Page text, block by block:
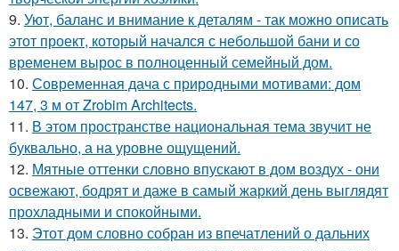
9. Уют, баланс и внимание к деталям - так можно описать
этот проект, который начался с небольшой бани и со
временем вырос в полноценный семейный дом.
10. Современная дача с природными мотивами: дом
147, 3 м от Zrobim Architects.
11. В этом пространстве национальная тема звучит не
буквально, а на уровне ощущений.
12. Мятные оттенки словно впускают в дом воздух - они
освежают, бодрят и даже в самый жаркий день выглядят
прохладными и спокойными.
13. Этот дом словно собран из впечатлений о дальних